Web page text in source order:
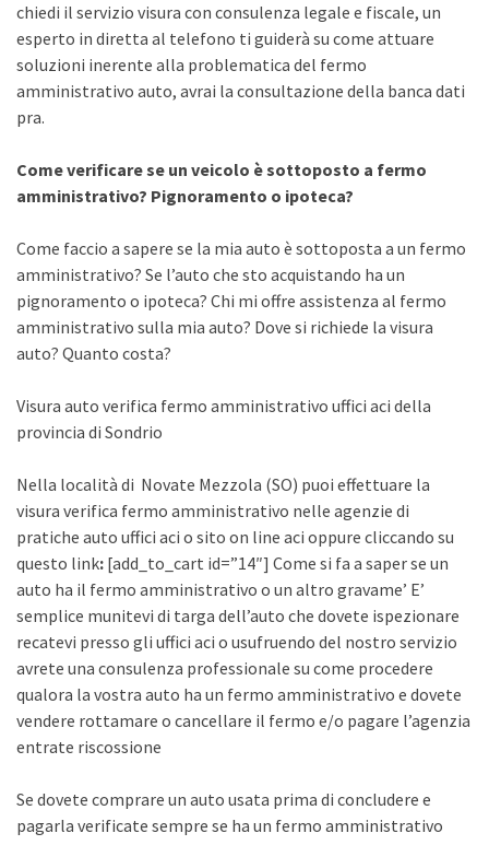
chiedi il servizio visura con consulenza legale e fiscale, un
esperto in diretta al telefono ti guiderà su come attuare
soluzioni inerente alla problematica del fermo
amministrativo auto, avrai la consultazione della banca dati
pra.
Come verificare se un veicolo è sottoposto a fermo
amministrativo? Pignoramento o ipoteca?
Come faccio a sapere se la mia auto è sottoposta a un fermo
amministrativo? Se l’auto che sto acquistando ha un
pignoramento o ipoteca? Chi mi offre assistenza al fermo
amministrativo sulla mia auto? Dove si richiede la visura
auto? Quanto costa?
Visura auto verifica fermo amministrativo uffici aci della
provincia di Sondrio
Nella località di Novate Mezzola (SO) puoi effettuare la
visura verifica fermo amministrativo nelle agenzie di
pratiche auto uffici aci o sito on line aci oppure cliccando su
questo link: [add_to_cart id=”14″] Come si fa a saper se un
auto ha il fermo amministrativo o un altro gravame’ E’
semplice munitevi di targa dell’auto che dovete ispezionare
recatevi presso gli uffici aci o usufruendo del nostro servizio
avrete una consulenza professionale su come procedere
qualora la vostra auto ha un fermo amministrativo e dovete
vendere rottamare o cancellare il fermo e/o pagare l’agenzia
entrate riscossione
Se dovete comprare un auto usata prima di concludere e
pagarla verificate sempre se ha un fermo amministrativo